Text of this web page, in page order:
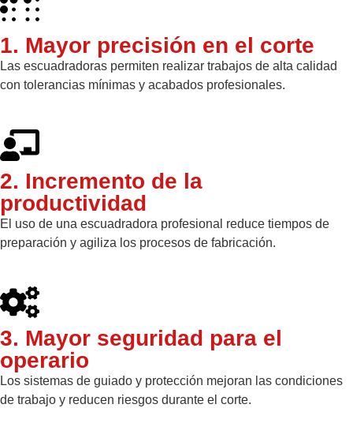
1. Mayor precisión en el corte
Las escuadradoras permiten realizar trabajos de alta calidad
con tolerancias mínimas y acabados profesionales.
2. Incremento de la
productividad
El uso de una escuadradora profesional reduce tiempos de
preparación y agiliza los procesos de fabricación.
3. Mayor seguridad para el
operario
Los sistemas de guiado y protección mejoran las condiciones
de trabajo y reducen riesgos durante el corte.